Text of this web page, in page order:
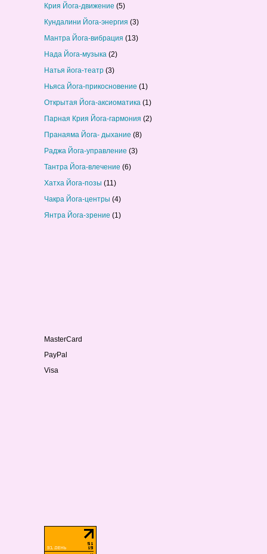
Крия Йога-движение (5)
Кундалини Йога-энергия (3)
Мантра Йога-вибрация (13)
Нада Йога-музыка (2)
Натья йога-театр (3)
Ньяса Йога-прикосновение (1)
Открытая Йога-аксиоматика (1)
Парная Крия Йога-гармония (2)
Пранаяма Йога- дыхание (8)
Раджа Йога-управление (3)
Тантра Йога-влечение (6)
Хатха Йога-позы (11)
Чакра Йога-центры (4)
Янтра Йога-зрение (1)
MasterCard
PayPal
Visa